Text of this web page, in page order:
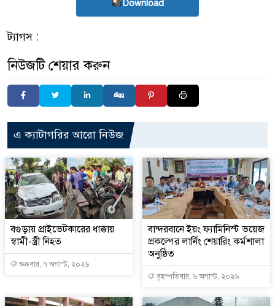
Download
ট্যাগস :
নিউজটি শেয়ার করুন
এ ক্যাটাগরির আরো নিউজ
বগুড়ায় প্রাইভেটকারের ধাক্কায়
স্বামী-স্ত্রী নিহত
শুক্রবার, ৭ অগাস্ট, ২০২৬
বান্দরবানে ইয়ং ফ্যামিনিস্ট ভয়েজ
প্রকল্পের লার্নিং শেয়ারিং কর্মশালা
অনুষ্ঠিত
বৃহস্পতিবার, ৬ অগাস্ট, ২০২৬